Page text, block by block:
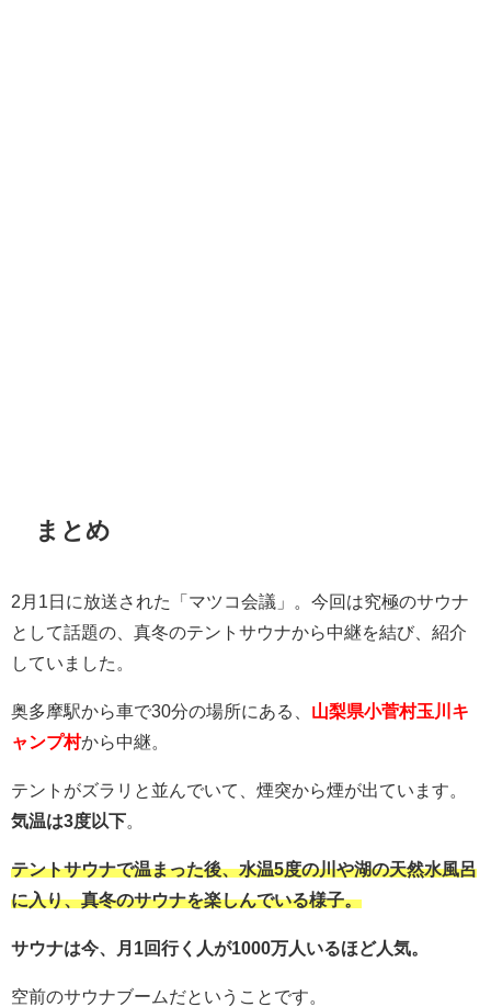
まとめ
2月1日に放送された「マツコ会議」。今回は究極のサウナ
として話題の、真冬のテントサウナから中継を結び、紹介
していました。
奥多摩駅から車で30分の場所にある、 山梨県小菅村玉川キ
ャンプ村から中継。
テントがズラリと並んでいて、煙突から煙が出ています。
気温は3度以下
テントサウナで温まった後、水温5度の川や湖の天然水風呂
に入り、真冬のサウナを楽しんでいる様子。
サウナは今、月1回行く人が1000万人いるほど人気。
空前のサウナブームだということです。